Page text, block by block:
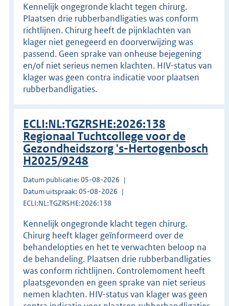
Kennelijk ongegronde klacht tegen chirurg.
Plaatsen drie rubberbandligaties was conform
richtlijnen. Chirurg heeft de pijnklachten van
klager niet genegeerd en doorverwijzing was
passend. Geen sprake van onheuse bejegening
en/of niet serieus nemen klachten. HIV-status van
klager was geen contra indicatie voor plaatsen
rubberbandligaties.
ECLI:NL:TGZRSHE:2026:138
Regionaal Tuchtcollege voor de
Gezondheidszorg 's-Hertogenbosch
H2025/9248
Datum publicatie: 05-08-2026
Datum uitspraak: 05-08-2026
ECLI:NL:TGZRSHE:2026:138
Kennelijk ongegronde klacht tegen chirurg.
Chirurg heeft klager geïnformeerd over de
behandelopties en het te verwachten beloop na
de behandeling. Plaatsen drie rubberbandligaties
was conform richtlijnen. Controlemoment heeft
plaatsgevonden en geen sprake van niet serieus
nemen klachten. HIV-status van klager was geen